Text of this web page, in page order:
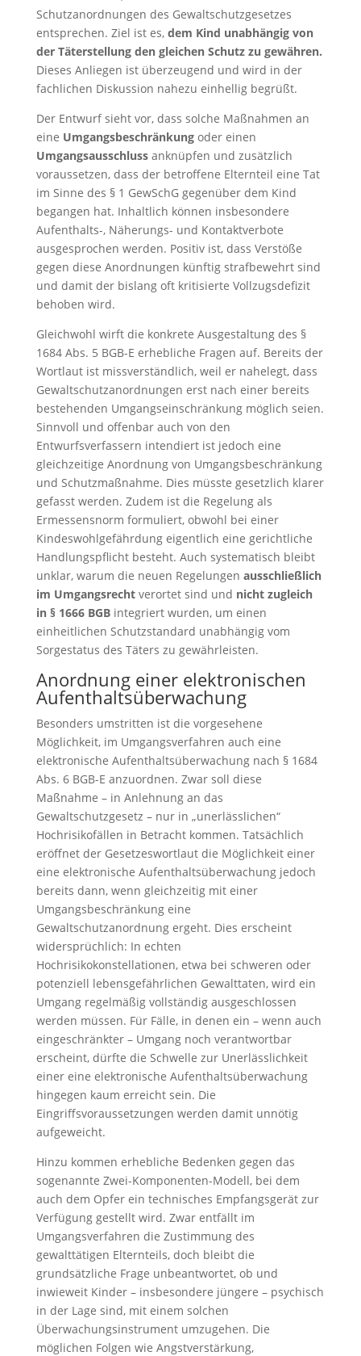
Schutzanordnungen des Gewaltschutzgesetzes
entsprechen. Ziel ist es, dem Kind unabhängig von
der Täterstellung den gleichen Schutz zu gewähren.
Dieses Anliegen ist überzeugend und wird in der
fachlichen Diskussion nahezu einhellig begrüßt.
Der Entwurf sieht vor, dass solche Maßnahmen an
eine Umgangsbeschränkungoder einen
Umgangsausschluss anknüpfen und zusätzlich
voraussetzen, dass der betroffene Elternteil eine Tat
im Sinne des § 1 GewSchG gegenüber dem Kind
begangen hat. Inhaltlich können insbesondere
Aufenthalts-, Näherungs- und Kontaktverbote
ausgesprochen werden. Positiv ist, dass Verstöße
gegen diese Anordnungen künftig strafbewehrt sind
und damit der bislang oft kritisierte Vollzugsdefizit
behoben wird.
Gleichwohl wirft die konkrete Ausgestaltung des §
1684 Abs. 5 BGB-E erhebliche Fragen auf. Bereits der
Wortlaut ist missverständlich, weil er nahelegt, dass
Gewaltschutzanordnungen erst nach einer bereits
bestehenden Umgangseinschränkung möglich seien.
Sinnvoll und offenbar auch von den
Entwurfsverfassern intendiert ist jedoch eine
gleichzeitige Anordnung von Umgangsbeschränkung
und Schutzmaßnahme. Dies müsste gesetzlich klarer
gefasst werden. Zudem ist die Regelung als
Ermessensnorm formuliert, obwohl bei einer
Kindeswohlgefährdung eigentlich eine gerichtliche
Handlungspflicht besteht. Auch systematisch bleibt
unklar, warum die neuen Regelungen ausschließlich
im Umgangsrechtverortet sind und nicht zugleich
in § 1666 BGB integriert wurden, um einen
einheitlichen Schutzstandard unabhängig vom
Sorgestatus des Täters zu gewährleisten.
Anordnung einer elektronischen
Aufenthaltsüberwachung
Besonders umstritten ist die vorgesehene
Möglichkeit, im Umgangsverfahren auch eine
elektronische Aufenthaltsüberwachung nach § 1684
Abs. 6 BGB-E anzuordnen. Zwar soll diese
Maßnahme – in Anlehnung an das
Gewaltschutzgesetz – nur in „unerlässlichen“
Hochrisikofällen in Betracht kommen. Tatsächlich
eröffnet der Gesetzeswortlaut die Möglichkeit einer
eine elektronische Aufenthaltsüberwachung jedoch
bereits dann, wenn gleichzeitig mit einer
Umgangsbeschränkung eine
Gewaltschutzanordnung ergeht. Dies erscheint
widersprüchlich: In echten
Hochrisikokonstellationen, etwa bei schweren oder
potenziell lebensgefährlichen Gewalttaten, wird ein
Umgang regelmäßig vollständig ausgeschlossen
werden müssen. Für Fälle, in denen ein – wenn auch
eingeschränkter – Umgang noch verantwortbar
erscheint, dürfte die Schwelle zur Unerlässlichkeit
einer eine elektronische Aufenthaltsüberwachung
hingegen kaum erreicht sein. Die
Eingriffsvoraussetzungen werden damit unnötig
aufgeweicht.
Hinzu kommen erhebliche Bedenken gegen das
sogenannte Zwei-Komponenten-Modell, bei dem
auch dem Opfer ein technisches Empfangsgerät zur
Verfügung gestellt wird. Zwar entfällt im
Umgangsverfahren die Zustimmung des
gewalttätigen Elternteils, doch bleibt die
grundsätzliche Frage unbeantwortet, ob und
inwieweit Kinder – insbesondere jüngere – psychisch
in der Lage sind, mit einem solchen
Überwachungsinstrument umzugehen. Die
möglichen Folgen wie Angstverstärkung,